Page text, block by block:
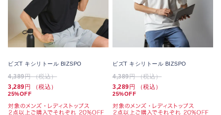
ビズT キシリトール BIZSPO
4,389円 （税込）
3,289円 （税込）
25%OFF
ビズT キシリトール BIZSPO
4,389円 （税込）
3,289円 （税込）
25%OFF